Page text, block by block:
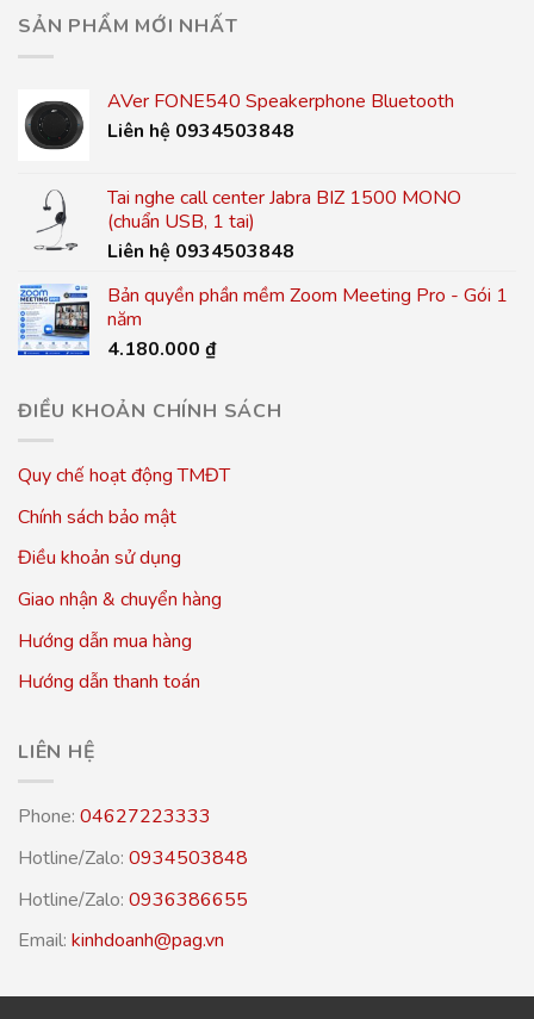
SẢN PHẨM MỚI NHẤT
AVer FONE540 Speakerphone Bluetooth
Liên hệ 0934503848
Tai nghe call center Jabra BIZ 1500 MONO
(chuẩn USB, 1 tai)
Liên hệ 0934503848
Bản quyền phần mềm Zoom Meeting Pro - Gói 1
năm
4.180.000 ₫
ĐIỀU KHOẢN CHÍNH SÁCH
Quy chế hoạt động TMĐT
Chính sách bảo mật
Điều khoản sử dụng
Giao nhận & chuyển hàng
Hướng dẫn mua hàng
Hướng dẫn thanh toán
LIÊN HỆ
Phone: 04627223333
Hotline/Zalo: 0934503848
Hotline/Zalo: 0936386655
Email: kinhdoanh@pag.vn